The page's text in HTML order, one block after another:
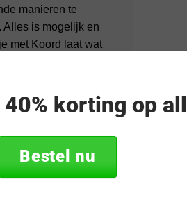
manieren te
Alles is mogelijk en
met Koord laat wat
korting op
Bestel nu